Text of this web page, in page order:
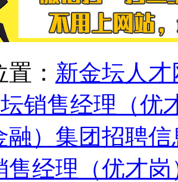
： 新金坛人才
销售经理（优
融）集团招聘信
售经理（优才岗